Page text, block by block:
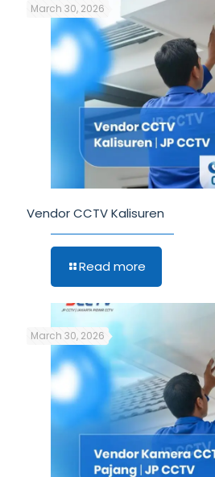
March 30, 2026
Vendor CCTV Kalisuren
Read more
March 30, 2026